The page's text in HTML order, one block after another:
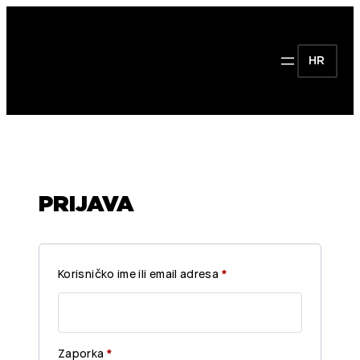
HR
PRIJAVA
Korisničko ime ili email adresa *O
b
Zaporka *